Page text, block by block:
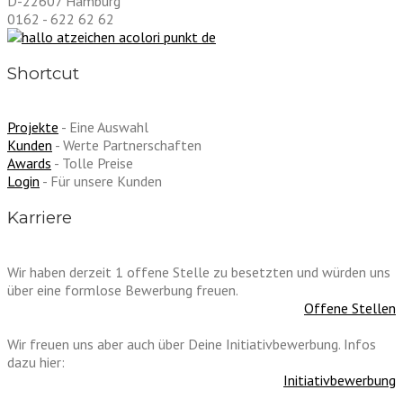
0162 - 622 62 62
Shortcut
Projekte - Eine Auswahl
Kunden - Werte Partnerschaften
Awards - Tolle Preise
Login - Für unsere Kunden
Karriere
Wir haben derzeit 1 offene Stelle zu besetzten und würden uns
über eine formlose Bewerbung freuen.
Offene Stellen
Wir freuen uns aber auch über Deine Initiativbewerbung. Infos
dazu hier:
Initiativbewerbung